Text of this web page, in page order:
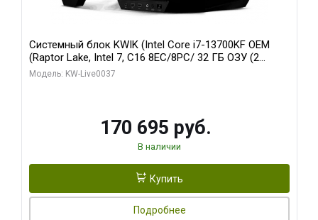
Системный блок KWIK (Intel Core i7-13700KF OEM
(Raptor Lake, Intel 7, C16 8EC/8PC/ 32 ГБ ОЗУ (2
модуля)/ Gigabyte RTX5070 AERO OC 12GB GDDR7
Модель: KW-Live0037
170 695 руб.
В наличии
Купить
Подробнее